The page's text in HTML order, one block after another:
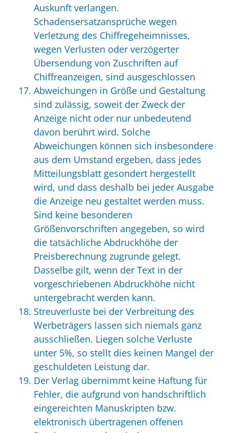
Auskunft verlangen.
Schadensersatzansprüche wegen
Verletzung des Chiffregeheimnisses,
wegen Verlusten oder verzögerter
Übersendung von Zuschriften auf
Chiffreanzeigen, sind ausgeschlossen
Abweichungen in Größe und Gestaltung
sind zulässig, soweit der Zweck der
Anzeige nicht oder nur unbedeutend
davon berührt wird. Solche
Abweichungen können sich insbesondere
aus dem Umstand ergeben, dass jedes
Mitteilungsblatt gesondert hergestellt
wird, und dass deshalb bei jeder Ausgabe
die Anzeige neu gestaltet werden muss.
Sind keine besonderen
Größenvorschriften angegeben, so wird
die tatsächliche Abdruckhöhe der
Preisberechnung zugrunde gelegt.
Dasselbe gilt, wenn der Text in der
vorgeschriebenen Abdruckhöhe nicht
untergebracht werden kann.
Streuverluste bei der Verbreitung des
Werbeträgers lassen sich niemals ganz
ausschließen. Liegen solche Verluste
unter 5%, so stellt dies keinen Mangel der
geschuldeten Leistung dar.
Der Verlag übernimmt keine Haftung für
Fehler, die aufgrund von handschriftlich
eingereichten Manuskripten bzw.
elektronisch übertragenen offenen